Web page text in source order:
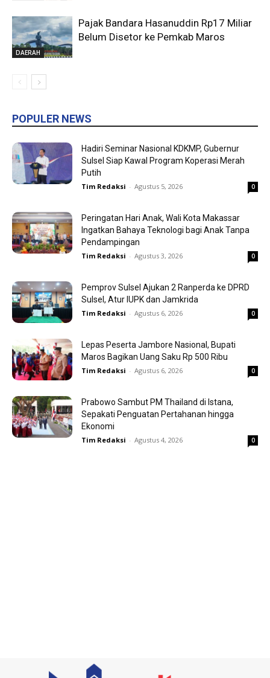
DAERAH
Pajak Bandara Hasanuddin Rp17 Miliar
Belum Disetor ke Pemkab Maros
POPULER NEWS
Hadiri Seminar Nasional KDKMP, Gubernur
Sulsel Siap Kawal Program Koperasi Merah
Putih
Tim Redaksi - Agustus 5, 2026 0
Peringatan Hari Anak, Wali Kota Makassar
Ingatkan Bahaya Teknologi bagi Anak Tanpa
Pendampingan
Tim Redaksi - Agustus 3, 2026 0
Pemprov Sulsel Ajukan 2 Ranperda ke DPRD
Sulsel, Atur IUPK dan Jamkrida
Tim Redaksi - Agustus 6, 2026 0
Lepas Peserta Jambore Nasional, Bupati
Maros Bagikan Uang Saku Rp 500 Ribu
Tim Redaksi - Agustus 6, 2026 0
Prabowo Sambut PM Thailand di Istana,
Sepakati Penguatan Pertahanan hingga
Ekonomi
Tim Redaksi - Agustus 4, 2026 0